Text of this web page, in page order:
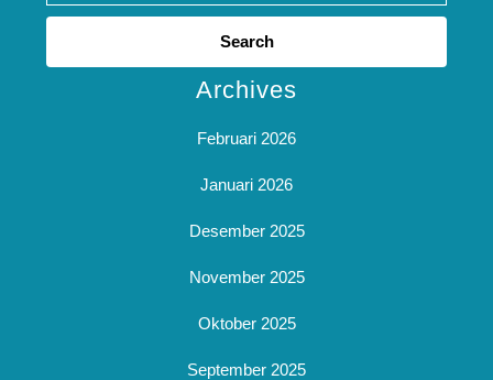
Search
Archives
Februari 2026
Januari 2026
Desember 2025
November 2025
Oktober 2025
September 2025